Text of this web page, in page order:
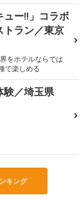
ュー!!」コラボ
トラン／東京
をホテルならでは
で楽しめる
験／埼玉県
キング